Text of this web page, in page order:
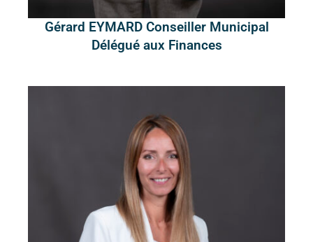
Gérard EYMARD Conseiller Municipal
Délégué aux Finances